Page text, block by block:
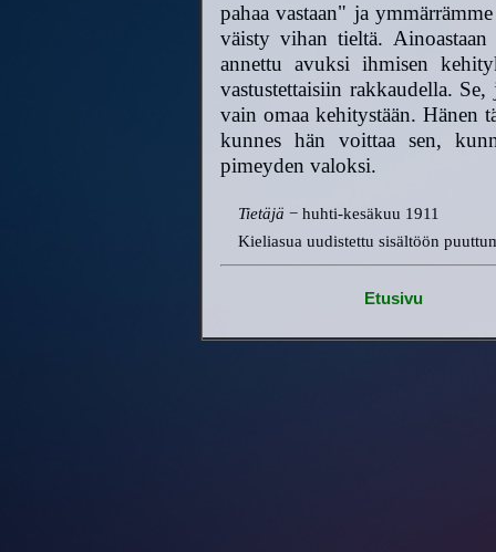
pahaa vastaan" ja
väisty vihan tieltä.
annettu avuksi ihmisen
vastustettaisiin rakkaudella.
vain omaa kehitystään. Hänen
kunnes hän voittaa sen,
pimeyden valoksi.
Tietäjä − huhti-kesäkuu 1911
Kieliasua uudistettu sisältöön
Etusivu